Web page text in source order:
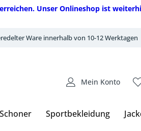
Unser Onlineshop ist
Ware innerhalb von 10-12 Werktagen
Mein Konto
Sportbekleidung